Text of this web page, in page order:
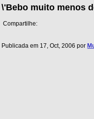
\'Bebo muito menos
Compartilhe:
Publicada em 17, Oct, 2006 por